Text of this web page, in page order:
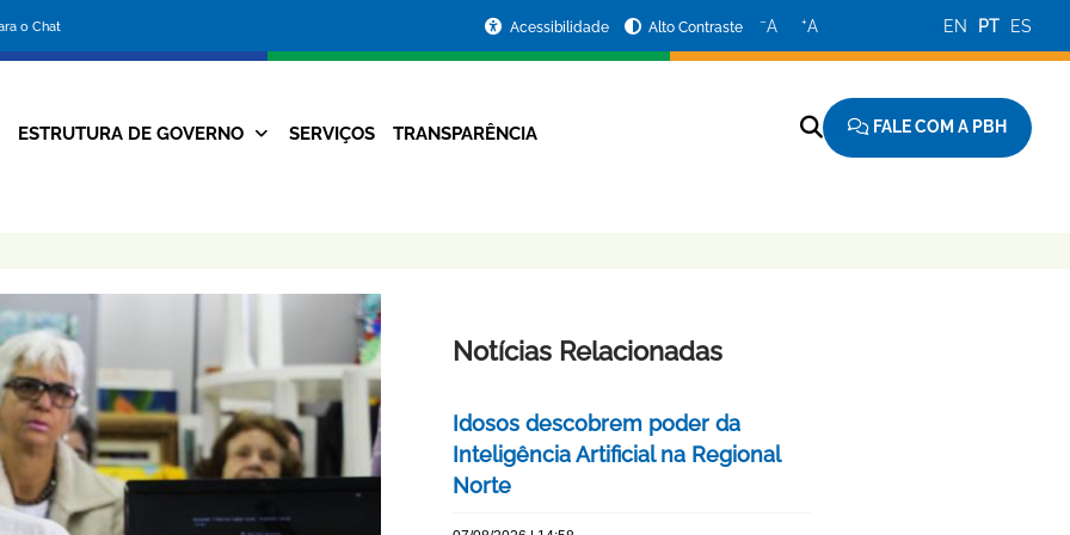
o Chat
da
Prefeitura
Acessibilidade Alto Contraste −A +A EN PT ES
Navegação
ESTRUTURA DE GOVERNO SERVIÇOS TRANSPARÊNCIA FALE COM A PBH
Notícias Relacionadas
Idosos descobrem poder da
Inteligência Artificial na Regional
Norte